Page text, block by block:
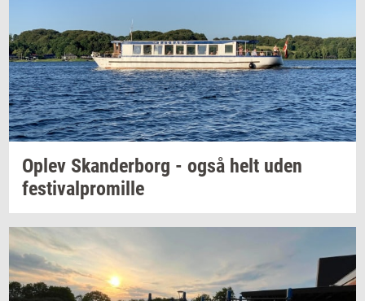
Oplev Skan­der­borg - også helt uden
festi­val­pro­mil­le